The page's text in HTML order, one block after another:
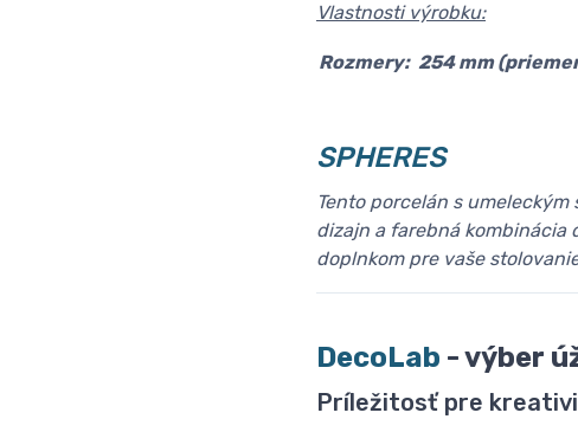
Vlastnosti výrobku:
Rozmery: 254 mm
SPHERES
Tento porcelán s
dizajn a farebná kombinácia
doplnkom pre vaše
DecoLab - výber
Príležitosť pre